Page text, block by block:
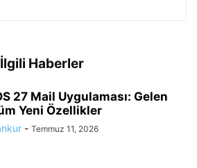
İlgili Haberler
27 Mail Uygulaması: Gelen
Yeni Özellikler
- Temmuz 11, 2026